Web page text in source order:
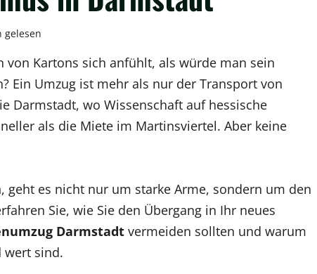
gelesen
von Kartons sich anfühlt, als würde man sein
Ein Umzug ist mehr als nur der Transport von
Darmstadt, wo Wissenschaft auf hessische
als die Miete im Martinsviertel. Aber keine
geht es nicht nur um starke Arme, sondern um den
Sie, wie Sie den Übergang in Ihr neues
Darmstadt vermeiden sollten und warum
wert sind.